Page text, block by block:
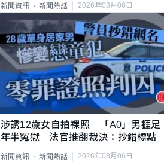
新聞資訊 新聞熱話 2026年08月06日
涉誘12歲女自拍祼照 「A0」男捱足
年半冤獄 法官推翻裁決：抄錯標點
新聞資訊 新聞熱話 2026年08月06日